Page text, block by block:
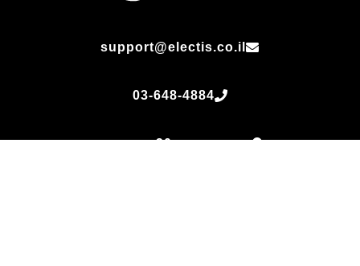
support@electis.co.il
03-648-4884
ששת הימים 30, בני ברק